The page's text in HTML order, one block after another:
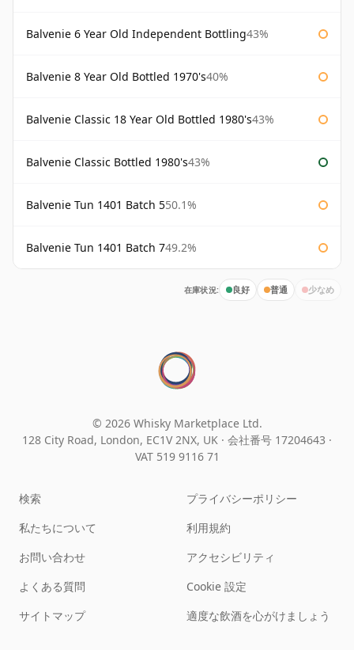
Balvenie 6 Year Old Independent Bottling43%
Balvenie 8 Year Old Bottled 1970's40%
Balvenie Classic 18 Year Old Bottled 1980's43%
Balvenie Classic Bottled 1980's43%
Balvenie Tun 1401 Batch 550.1%
Balvenie Tun 1401 Batch 749.2%
在庫状況: 良好 普通 少なめ
© 2026 Whisky Marketplace Ltd.
128 City Road, London, EC1V 2NX, UK · 会社番号 17204643 ·
VAT 519 9116 71
検索
私たちについて
お問い合わせ
よくある質問
サイトマップ
プライバシーポリシー
利用規約
アクセシビリティ
Cookie 設定
適度な飲酒を心がけましょう